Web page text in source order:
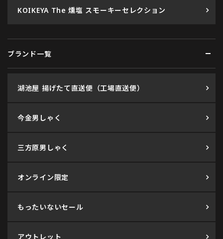
KOIKEYA The 燻塩 スモーキーセレクション
ブランド一覧
湖池屋 揚げたて直送便（工場直送便）
今金男しゃく
三方原男しゃく
オンライン限定
もったいないセール
アウトレット